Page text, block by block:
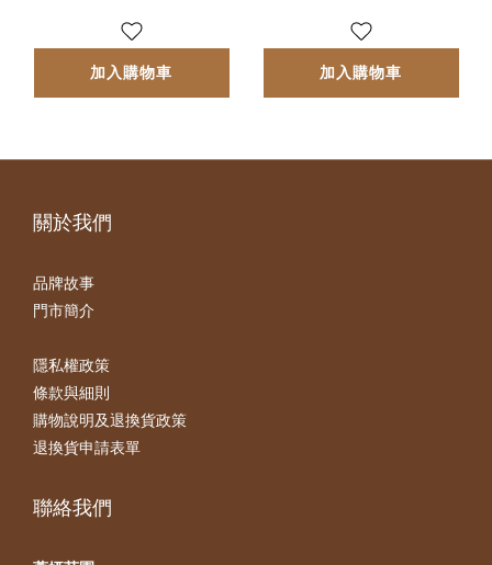
加入購物車 加入購物車
關於我們
品牌故事
門市簡介
隱私權政策
條款與細則
購物說明及退換貨政策
退換貨申請表單
聯絡我們